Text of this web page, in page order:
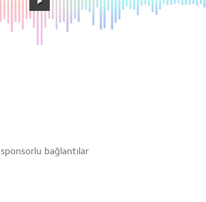
sponsorlu bağlantılar